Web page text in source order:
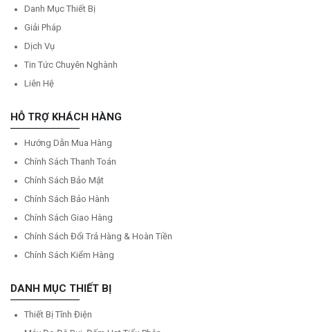
Danh Mục Thiết Bị
Giải Pháp
Dịch Vụ
Tin Tức Chuyên Nghành
Liên Hệ
HỖ TRỢ KHÁCH HÀNG
Hướng Dẫn Mua Hàng
Chính Sách Thanh Toán
Chính Sách Bảo Mật
Chính Sách Bảo Hành
Chính Sách Giao Hàng
Chính Sách Đổi Trả Hàng & Hoàn Tiền
Chính Sách Kiểm Hàng
DANH MỤC THIẾT BỊ
Thiết Bị Tĩnh Điện